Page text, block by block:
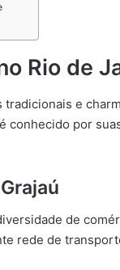
Rio de
tradicionais e
conhecido por
de
rede de